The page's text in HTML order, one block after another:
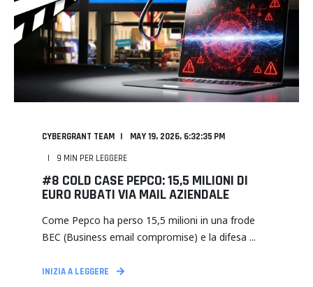
CYBERGRANT TEAM
MAY 19, 2026, 6:32:35 PM
9 MIN PER LEGGERE
#8 COLD CASE PEPCO: 15,5 MILIONI DI
EURO RUBATI VIA MAIL AZIENDALE
Come Pepco ha perso 15,5 milioni in una frode
BEC (Business email compromise) e la difesa ...
INIZIA A LEGGERE